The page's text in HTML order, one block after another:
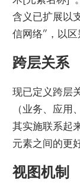
含义已扩展以
信网络”，以区
跨层关系
现已定义跨层
（业务、应
其实施联系起
元素之间的更
视图机制